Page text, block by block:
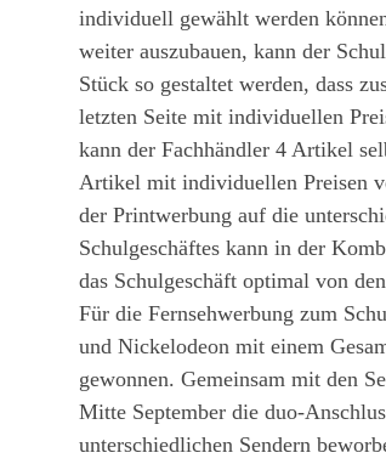
individuell gewählt werden
weiter auszubauen, kann der
Stück so gestaltet werden, dass
letzten Seite mit individuellen
kann der Fachhändler 4 Artikel
Artikel mit individuellen Preisen
der Printwerbung auf die
Schulgeschäftes kann in der
das Schulgeschäft optimal von
Für die Fernsehwerbung zum
und Nickelodeon mit einem
gewonnen. Gemeinsam mit den
Mitte September die duo-
unterschiedlichen Sendern